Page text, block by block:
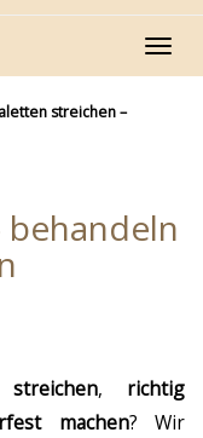
streichen –
, richtig
machen? Wir